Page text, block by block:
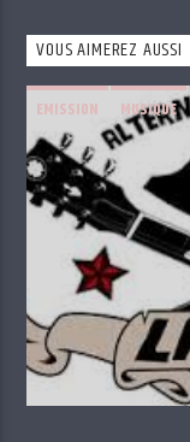
VOUS AIMEREZ AUSSI
EMISSION MUSIQUE